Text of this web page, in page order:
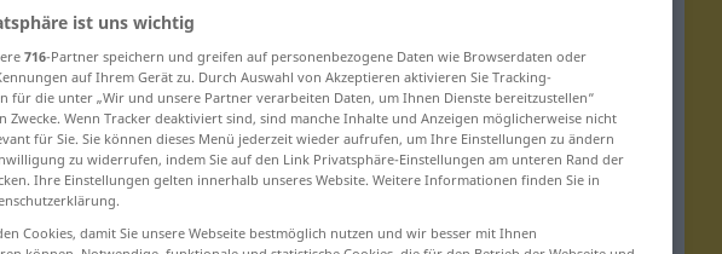
ist uns wichtig
716-Partner speichern und greifen auf personenbezogene Daten wie Browserdaten oder
auf Ihrem Gerät zu. Durch Auswahl von Akzeptieren aktivieren Sie Tracking-
für die unter „Wir und unsere Partner verarbeiten Daten, um Ihnen Dienste bereitzustellen“
Zwecke. Wenn Tracker deaktiviert sind, sind manche Inhalte und Anzeigen möglicherweise nicht
für Sie. Sie können dieses Menü jederzeit wieder aufrufen, um Ihre Einstellungen zu ändern
zu widerrufen, indem Sie auf den Link Privatsphäre-Einstellungen am unteren Rand der
Ihre Einstellungen gelten innerhalb unseres Website. Weitere Informationen finden Sie in
Cookies, damit Sie unsere Webseite bestmöglich nutzen und wir besser mit Ihnen